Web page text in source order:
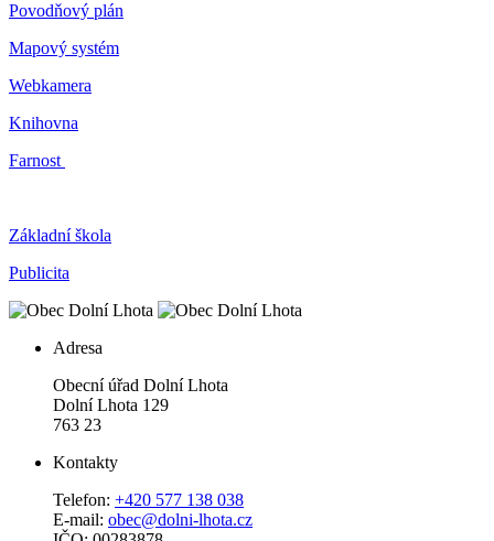
Povodňový plán
Mapový systém
Webkamera
Knihovna
Farnost
Základní škola
Publicita
Adresa
Obecní úřad Dolní Lhota
Dolní Lhota 129
763 23
Kontakty
Telefon: +420 577 138 038
E-mail: obec@dolni-lhota.cz